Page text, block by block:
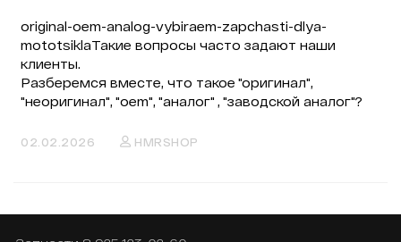
original-oem-analog-vybiraem-zapchasti-dlya-
mototsiklaТакие вопросы часто задают наши
клиенты.
Разберемся вместе, что такое "оригинал",
"неоригинал", "oem", "аналог" , "заводской аналог"?
02.02.2026 HMRSHOP